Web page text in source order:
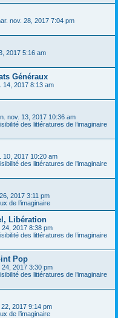
nov. 28, 2017 7:04 pm
2017 5:16 am
Généraux
14, 2017 8:13 am
nov. 13, 2017 10:36 am
des littératures de l’imaginaire
10, 2017 10:20 am
des littératures de l’imaginaire
2017 3:11 pm
de l’imaginaire
Libération
24, 2017 8:38 pm
des littératures de l’imaginaire
Pop
24, 2017 3:30 pm
des littératures de l’imaginaire
2017 9:14 pm
de l’imaginaire